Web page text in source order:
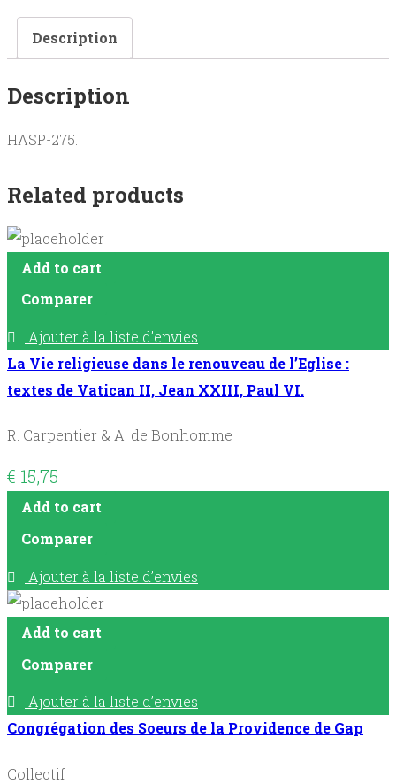
Es.
en
quantity
Description
Description
HASP-275.
Related products
Add to cart
Comparer
Ajouter à la liste d’envies
La Vie religieuse dans le renouveau de l’Eglise :
textes de Vatican II, Jean XXIII, Paul VI.
R. Carpentier & A. de Bonhomme
€ 15,75
Add to cart
Comparer
Ajouter à la liste d’envies
Add to cart
Comparer
Ajouter à la liste d’envies
Congrégation des Soeurs de la Providence de Gap
Collectif